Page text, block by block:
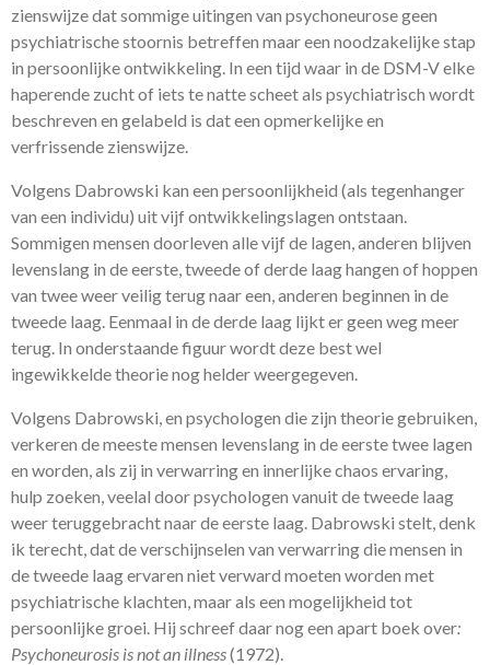
zienswijze dat sommige uitingen van psychoneurose geen
psychiatrische stoornis betreffen maar een noodzakelijke stap
in persoonlijke ontwikkeling. In een tijd waar in de DSM-V elke
haperende zucht of iets te natte scheet als psychiatrisch wordt
beschreven en gelabeld is dat een opmerkelijke en
verfrissende zienswijze.
Volgens Dabrowski kan een persoonlijkheid (als tegenhanger
van een individu) uit vijf ontwikkelingslagen ontstaan.
Sommigen mensen doorleven alle vijf de lagen, anderen blijven
levenslang in de eerste, tweede of derde laag hangen of hoppen
van twee weer veilig terug naar een, anderen beginnen in de
tweede laag. Eenmaal in de derde laag lijkt er geen weg meer
terug. In onderstaande figuur wordt deze best wel
ingewikkelde theorie nog helder weergegeven.
Volgens Dabrowski, en psychologen die zijn theorie gebruiken,
verkeren de meeste mensen levenslang in de eerste twee lagen
en worden, als zij in verwarring en innerlijke chaos ervaring,
hulp zoeken, veelal door psychologen vanuit de tweede laag
weer teruggebracht naar de eerste laag. Dabrowski stelt, denk
ik terecht, dat de verschijnselen van verwarring die mensen in
de tweede laag ervaren niet verward moeten worden met
psychiatrische klachten, maar als een mogelijkheid tot
persoonlijke groei. Hij schreef daar nog een apart boek over:
Psychoneurosis is not an illness(1972).